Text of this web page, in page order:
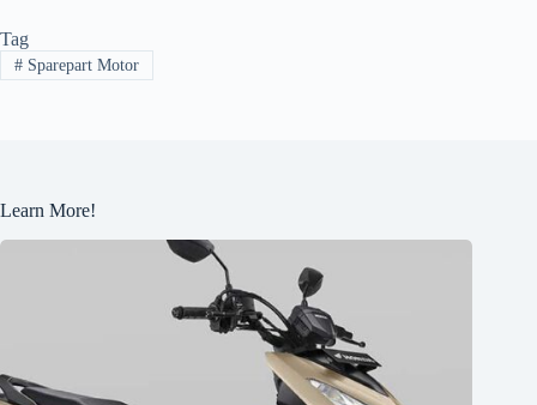
Tag
#Sparepart Motor
Learn More!